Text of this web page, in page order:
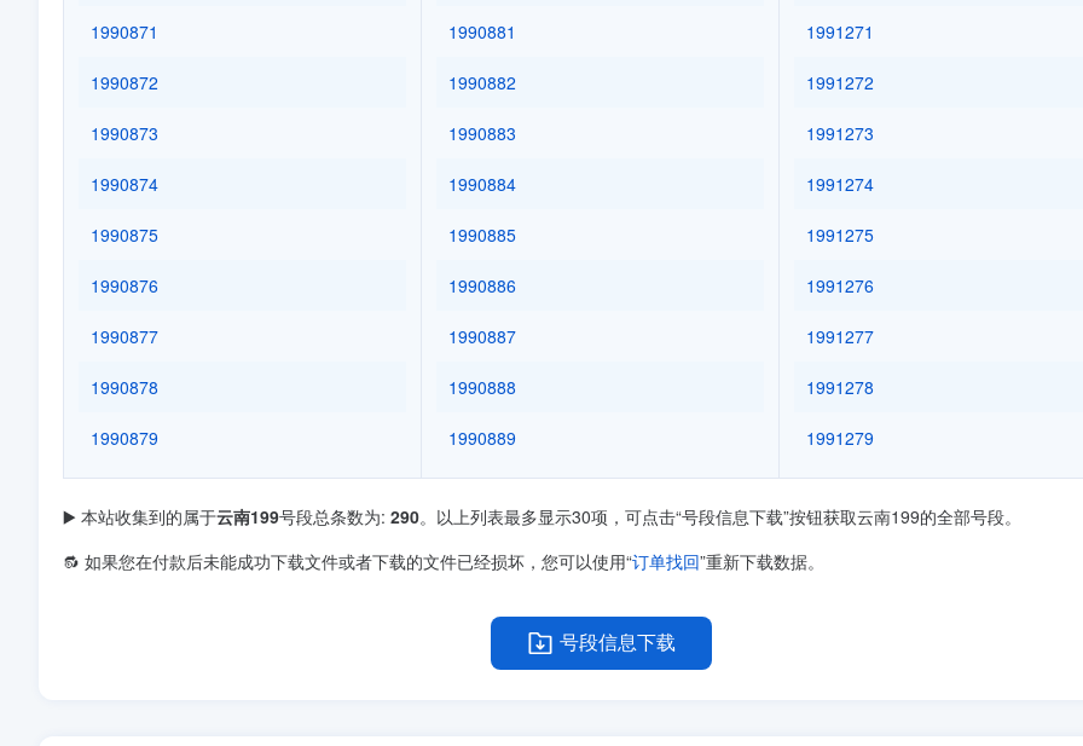
1990871
1990872
1990873
1990874
1990875
1990876
1990877
1990878
1990879
1990881
1990882
1990883
1990884
1990885
1990886
1990887
1990888
1990889
1991271
1991272
1991273
1991274
1991275
1991276
1991277
1991278
1991279
▶️ 本站收集到的属于云南199号段总条数为: 290。以上列表最多显示30项，可点击“号段信息下载”按钮获取云南199的全部号段。
🔂 如果您在付款后未能成功下载文件或者下载的文件已经损坏，您可以使用“订单找回”重新下载数据。
号段信息下载